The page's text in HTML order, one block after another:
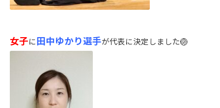
女子に 田中ゆかり選手が代表に決定しました🏐